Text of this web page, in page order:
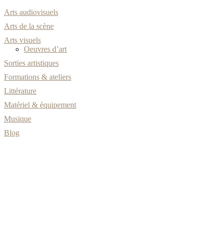
Arts audiovisuels
Arts de la scène
Arts visuels
Oeuvres d’art
Sorties artistiques
Formations & ateliers
Littérature
Matériel & équipement
Musique
Blog